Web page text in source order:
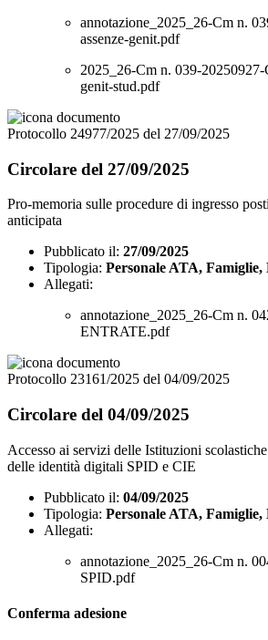
annotazione_2025_26-Cm n.
assenze-genit.pdf
2025_26-Cm n. 039-
genit-stud.pdf
Protocollo 24977/2025 del 27/09/2025
Circolare del 27/09/2025
Pro-memoria sulle procedure di ingresso
anticipata
Pubblicato il: 27/09/2025
Tipologia: Personale ATA,
Allegati:
annotazione_2025_26-Cm n.
ENTRATE.pdf
Protocollo 23161/2025 del 04/09/2025
Circolare del 04/09/2025
Accesso ai servizi delle Istituzioni
delle identità digitali SPID e CIE
Pubblicato il: 04/09/2025
Tipologia: Personale ATA,
Allegati:
annotazione_2025_26-Cm n.
SPID.pdf
Conferma adesione